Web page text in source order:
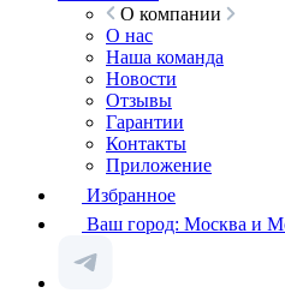
О компании
О нас
Наша команда
Новости
Отзывы
Гарантии
Контакты
Приложение
Избранное
Ваш город: Москва и